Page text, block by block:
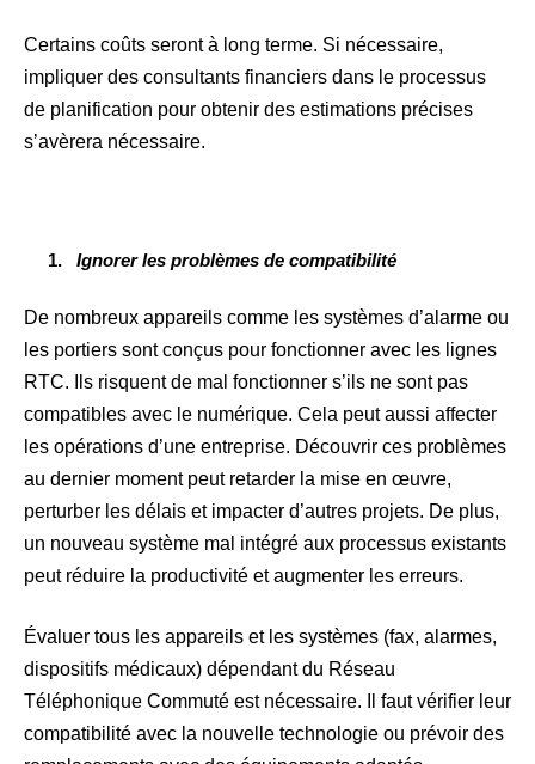
Certains coûts seront à long terme. Si nécessaire,
impliquer des consultants financiers dans le processus
de planification pour obtenir des estimations précises
s’avèrera nécessaire.
Ignorer les problèmes de compatibilité
De nombreux appareils comme les systèmes d’alarme ou
les portiers sont conçus pour fonctionner avec les lignes
RTC. Ils risquent de mal fonctionner s’ils ne sont pas
compatibles avec le numérique. Cela peut aussi affecter
les opérations d’une entreprise. Découvrir ces problèmes
au dernier moment peut retarder la mise en œuvre,
perturber les délais et impacter d’autres projets. De plus,
un nouveau système mal intégré aux processus existants
peut réduire la productivité et augmenter les erreurs.
Évaluer tous les appareils et les systèmes (fax, alarmes,
dispositifs médicaux) dépendant du Réseau
Téléphonique Commuté est nécessaire. Il faut vérifier leur
compatibilité avec la nouvelle technologie ou prévoir des